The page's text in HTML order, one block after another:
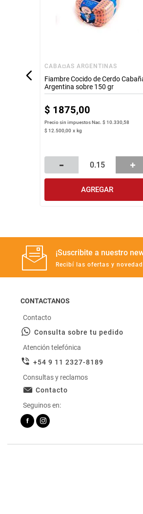
CABA¤AS ARGENTINAS
Fiambre Cocido de Cerdo
Argentina sobre 150 gr
$ 1875,00
Precio sin impuestos Nac.$ 10.330,58
$ 12.500,00 x kg
AGREGAR
¡Suscribite a nuestro
Recibí las ofertas y
CONTACTANOS
Contacto
Consulta sobre tu pedido
Atención telefónica
+54 9 11 2327-8189
Consultas y reclamos
Contacto
Seguinos en: